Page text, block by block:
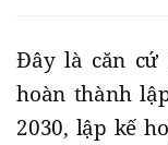
Đây là căn cứ
hoàn thành
2030, lập kế